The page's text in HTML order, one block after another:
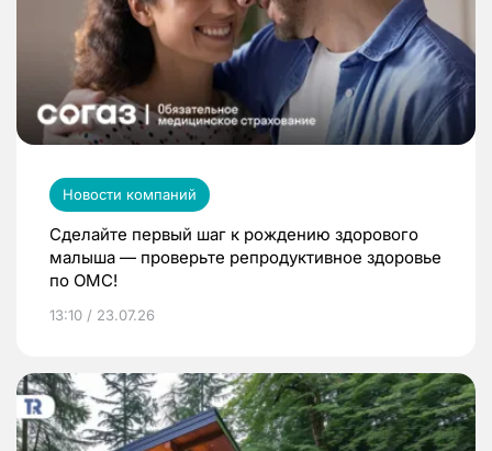
Новости компаний
Сделайте первый шаг к рождению здорового
малыша — проверьте репродуктивное здоровье
по ОМС!
13:10 / 23.07.26